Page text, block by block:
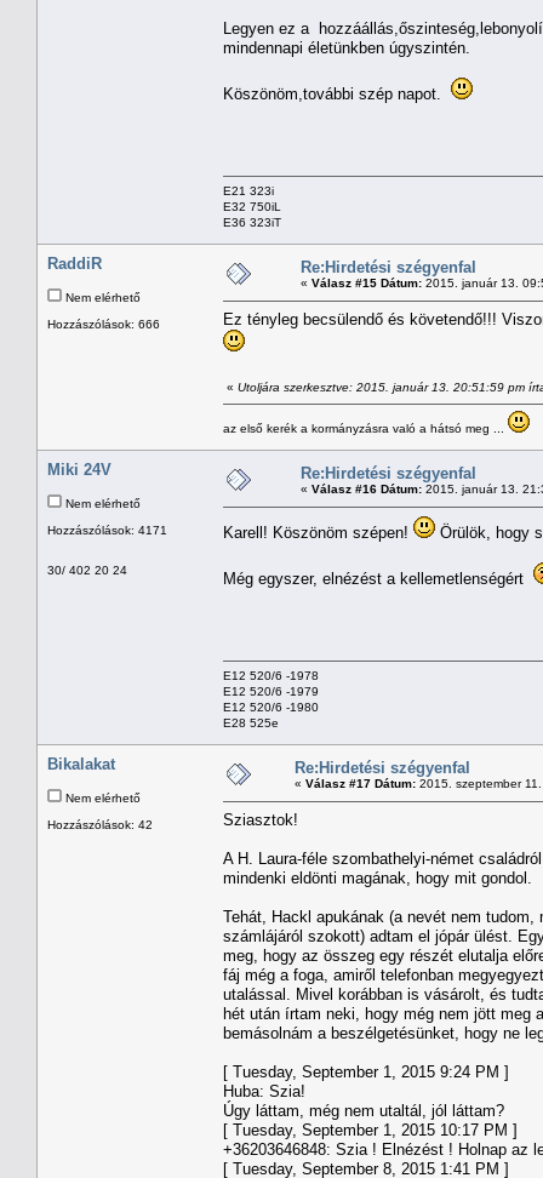
Legyen ez a
mindennapi életünkben úgyszintén.
Köszönöm,további szép napot.
E21 323i
E32 750iL
E36 323iT
RaddiR
Nem elérhető
Hozzászólások: 666
Re:Hirdetési szégyenfal
« Válasz #15 Dátum: 2015. január 13.
Ez tényleg becsülendő és követendő!!!
« Utoljára szerkesztve: 2015. január 13. 20:51:59 pm
az első kerék a kormányzásra való a hátsó meg ...
Miki 24V
Nem elérhető
Hozzászólások: 4171
30/ 402 20 24
Re:Hirdetési szégyenfal
« Válasz #16 Dátum: 2015. január 13.
Karell! Köszönöm szépen! Örülök, hogy
Még egyszer, elnézést a kellemetlenségért
E12 520/6 -1978
E12 520/6 -1979
E12 520/6 -1980
E28 525e
Bikalakat
Nem elérhető
Hozzászólások: 42
Re:Hirdetési szégyenfal
« Válasz #17 Dátum: 2015. szeptember
Sziasztok!
A H. Laura-féle szombathelyi-német
mindenki eldönti magának, hogy mit gondol.
Tehát, Hackl apukának (a nevét nem
számlájáról szokott) adtam el jópár ülést.
meg, hogy az összeg egy részét elutalja
fáj még a foga, amiről telefonban
utalással. Mivel korábban is vásárolt, és
hét után írtam neki, hogy még nem jött meg
bemásolnám a beszélgetésünket, hogy ne
[ Tuesday, September 1, 2015 9:24 PM ]
Huba: Szia!
Úgy láttam, még nem utaltál, jól láttam?
[ Tuesday, September 1, 2015 10:17 PM ]
+36203646848: Szia ! Elnézést ! Holnap az
[ Tuesday, September 8, 2015 1:41 PM ]